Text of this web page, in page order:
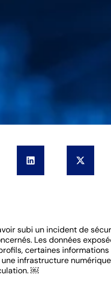
subi un incident de
Les données
certaines informations
infrastructure
￼